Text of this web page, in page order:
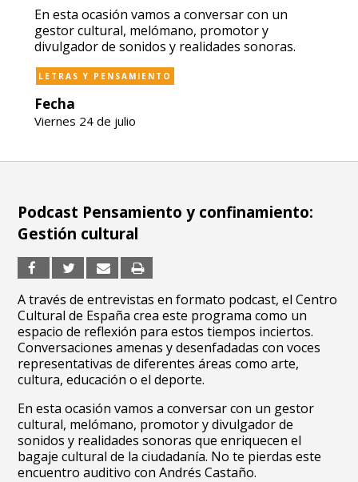
En esta ocasión vamos a conversar con un
gestor cultural, melómano, promotor y
divulgador de sonidos y realidades sonoras.
LETRAS Y PENSAMIENTO
Fecha
Viernes 24 de julio
Podcast Pensamiento y confinamiento:
Gestión cultural
A través de entrevistas en formato podcast, el Centro
Cultural de España crea este programa como un
espacio de reflexión para estos tiempos inciertos.
Conversaciones amenas y desenfadadas con voces
representativas de diferentes áreas como arte,
cultura, educación o el deporte.
En esta ocasión vamos a conversar con un gestor
cultural, melómano, promotor y divulgador de
sonidos y realidades sonoras que enriquecen el
bagaje cultural de la ciudadanía. No te pierdas este
encuentro auditivo con Andrés Castaño.